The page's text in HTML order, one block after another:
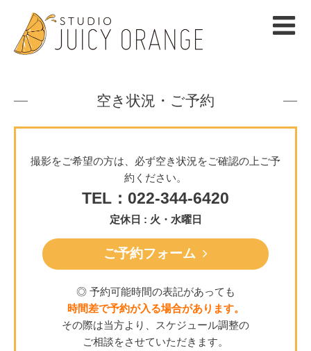
空き状況・ご予約
撮影をご希望の方は、必ず空き状況をご確認の上ご予
約ください。
TEL：022-344-6420
定休日 : 火・水曜日
ご予約フォーム
◎ 予約可能時間の表記があっても
時間差で予約が入る場合があります。
その際は当方より、スケジュール調整の
ご相談をさせていただきます。